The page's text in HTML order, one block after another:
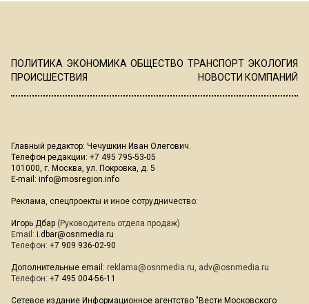
ПОЛИТИКА ЭКОНОМИКА ОБЩЕСТВО ТРАНСПОРТ ЭКОЛОГИЯ
ПРОИСШЕСТВИЯ
НОВОСТИ КОМПАНИЙ
Главный редактор: Чечушкин Иван Олегович.
Телефон редакции: +7 495 795-53-05
101000, г. Москва, ул. Покровка, д. 5
E-mail: info@mosregion.info
Реклама, спецпроекты и иное сотрудничество:
Игорь Дбар (Руководитель отдела продаж)
Email: i.dbar@osnmedia.ru
Телефон: +7 909 936-02-90
Дополнительные email: reklama@osnmedia.ru, adv@osnmedia.ru
Телефон: +7 495 004-56-11
Сетевое издание Информационное агентство "Вести Московского